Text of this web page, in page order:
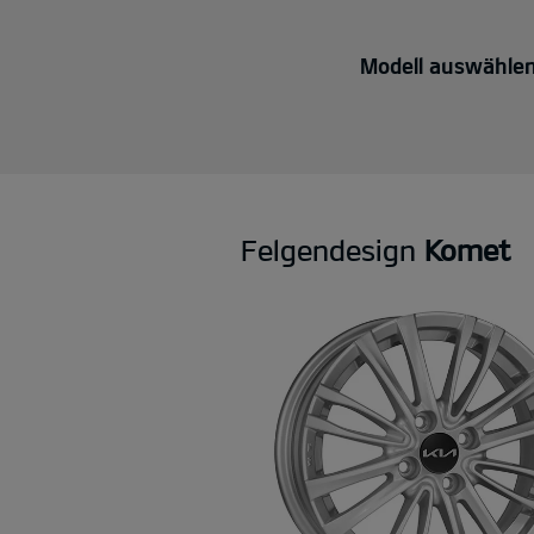
Modell
Felgendesign Komet